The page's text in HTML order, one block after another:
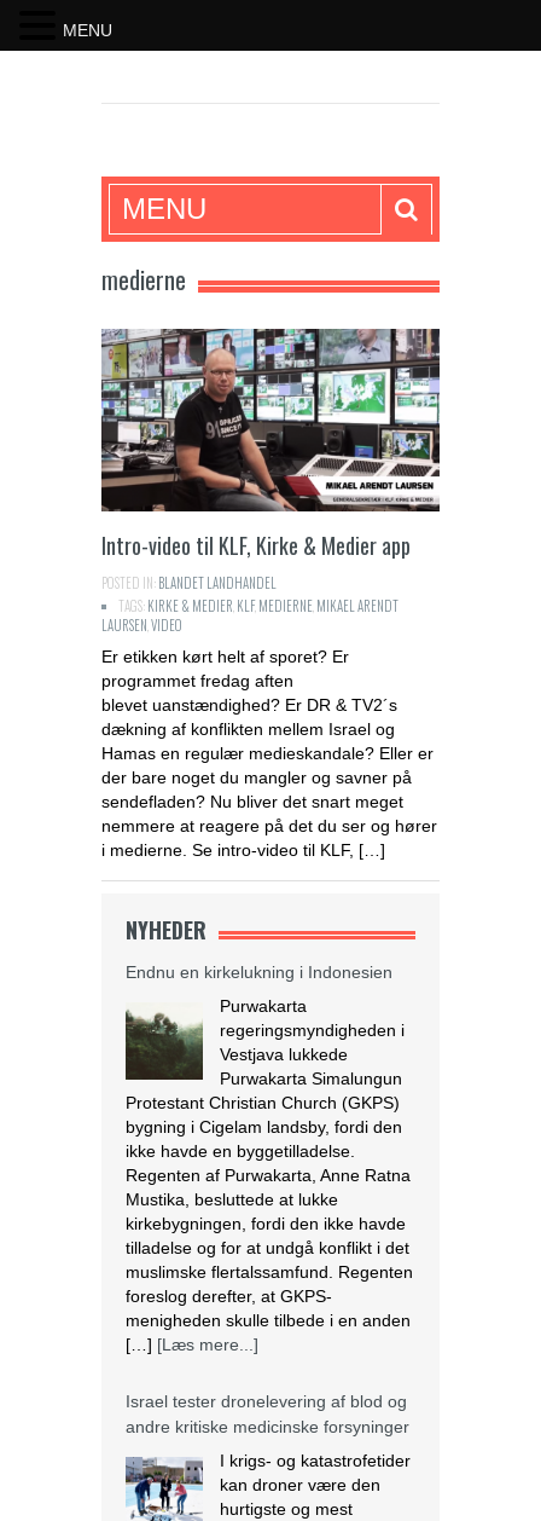
SKRIFTEN
MENU
medierne
Intro-video til KLF, Kirke & Medier app
POSTED IN:BLANDET LANDHANDEL
TAGS:KIRKE & MEDIER KLF,MEDIERNE MIKAEL ARENDT
LAURSEN VIDEO
Er etikken kørt helt af sporet? Er
programmet fredag aften
blevet uanstændighed? Er DR & TV2´s
dækning af konflikten mellem Israel og
Hamas en regulær medieskandale? Eller er
der bare noget du mangler og savner på
sendefladen? Nu bliver det snart meget
nemmere at reagere på det du ser og hører
i medierne. Se intro-video til KLF, […]
NYHEDER
Endnu en kirkelukning i Indonesien
Purwakarta
regeringsmyndigheden i
Vestjava lukkede
Purwakarta Simalungun
Protestant Christian Church (GKPS)
bygning i Cigelam landsby, fordi den
ikke havde en byggetilladelse.
Regenten af Purwakarta, Anne Ratna
Mustika, besluttede at lukke
kirkebygningen, fordi den ikke havde
tilladelse og for at undgå konflikt i det
muslimske flertalssamfund. Regenten
foreslog derefter, at GKPS-
menigheden skulle tilbede i en anden
[…] [Læs mere...]
Israel tester dronelevering af blod og
andre kritiske medicinske forsyninger
I krigs- og katastrofetider
kan droner være den
hurtigste og mest
MENU